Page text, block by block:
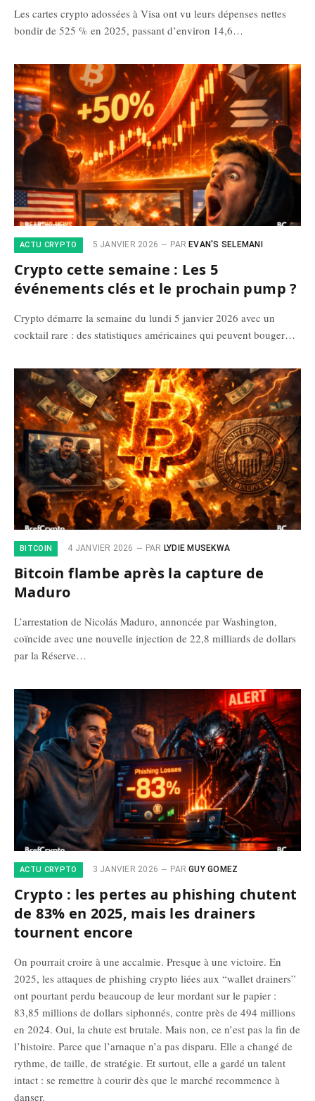
Les cartes crypto adossées à Visa ont vu leurs dépenses nettes
bondir de 525 % en 2025, passant d’environ 14,6…
ACTU CRYPTO 5 JANVIER 2026 PAR EVAN'S SELEMANI
Crypto cette semaine : Les 5
événements clés et le prochain pump ?
Crypto démarre la semaine du lundi 5 janvier 2026 avec un
cocktail rare : des statistiques américaines qui peuvent bouger…
BITCOIN 4 JANVIER 2026 PAR LYDIE MUSEKWA
Bitcoin flambe après la capture de
Maduro
L’arrestation de Nicolás Maduro, annoncée par Washington,
coïncide avec une nouvelle injection de 22,8 milliards de dollars
par la Réserve…
ACTU CRYPTO 3 JANVIER 2026 PAR GUY GOMEZ
Crypto : les pertes au phishing chutent
de 83% en 2025, mais les drainers
tournent encore
On pourrait croire à une accalmie. Presque à une victoire. En
2025, les attaques de phishing crypto liées aux “wallet drainers”
ont pourtant perdu beaucoup de leur mordant sur le papier :
83,85 millions de dollars siphonnés, contre près de 494 millions
en 2024. Oui, la chute est brutale. Mais non, ce n’est pas la fin de
l’histoire. Parce que l’arnaque n’a pas disparu. Elle a changé de
rythme, de taille, de stratégie. Et surtout, elle a gardé un talent
intact : se remettre à courir dès que le marché recommence à
danser.